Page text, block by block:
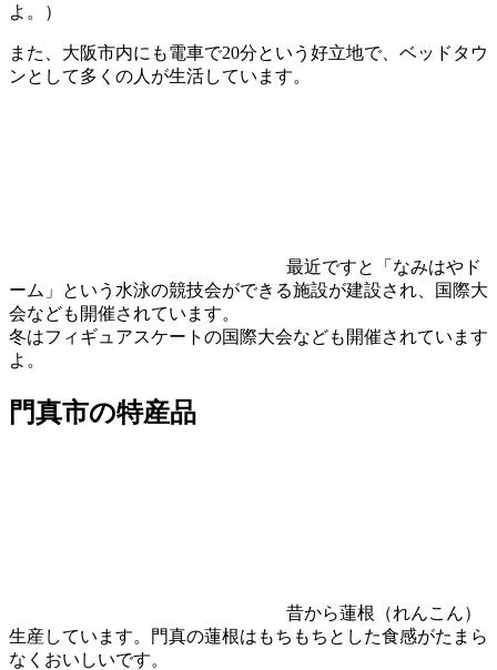
よ。）
また、大阪市内にも電車で20分という好立地で、ベッドタウ
ンとして多くの人が生活しています。
最近ですと「なみはやド
ーム」という水泳の競技会ができる施設が建設され、国際大
会なども開催されています。
冬はフィギュアスケートの国際大会なども開催されています
よ。
門真市の特産品
昔から蓮根（れんこん）
生産しています。門真の蓮根はもちもちとした食感がたまら
なくおいしいです。